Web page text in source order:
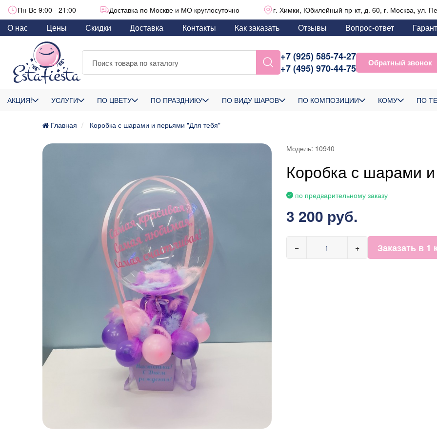
Пн-Вс 9:00 - 21:00 Доставка по Москве и МО круглосуточно г. Химки, Юбилейный пр-кт, д. 60, г. Москва, ул.
О нас Цены Скидки Доставка Контакты Как заказать Отзывы Вопрос-ответ
+7 (925) 585-74-27
+7 (495) 970-44-75
Обратный звонок
АКЦИЯ! УСЛУГИ ПО ЦВЕТУ ПО ПРАЗДНИКУ ПО ВИДУ ШАРОВ ПО КОМПОЗИЦИИ КОМУ ПО
Главная Коробка с шарами и перьями "Для тебя"
Модель: 10940
Коробка с шарами
по предварительному заказу
3 200 руб.
− + Заказать в 1